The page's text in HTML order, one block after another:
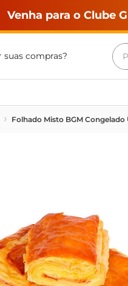
Venha para o Clube
suas compras?
Folhado Misto BGM Congelado